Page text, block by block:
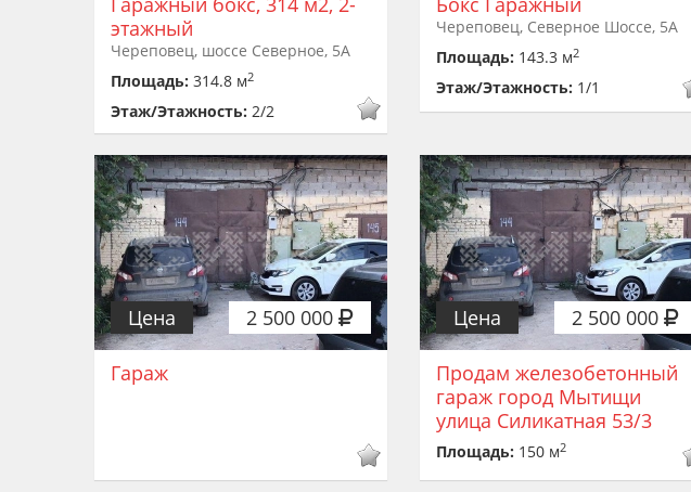
этажный
Череповец, шоссе Северное, 5А
Площадь: 314.8 м2
Этаж/Этажность: 2/2
Череповец, Северное Шоссе, 5А
Площадь: 143.3 м2
Этаж/Этажность: 1/1
2 500 000
Цена
Гараж
2 500 000
Цена
Продам железобетонный
гараж город Мытищи
улица Силикатная 53/3
Площадь: 150 м2